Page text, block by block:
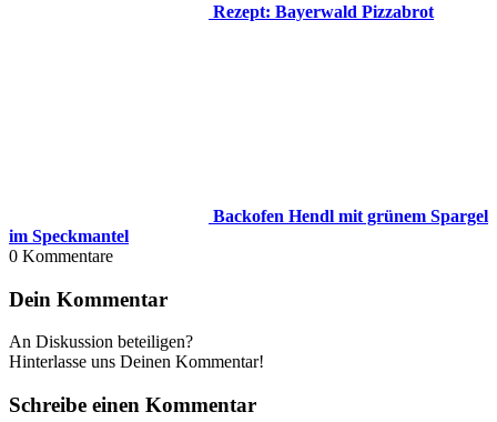
Rezept: Bayerwald Pizzabrot
Backofen Hendl mit grünem Spargel
im Speckmantel
0 Kommentare
Dein Kommentar
An Diskussion beteiligen?
Hinterlasse uns Deinen Kommentar!
Schreibe einen Kommentar